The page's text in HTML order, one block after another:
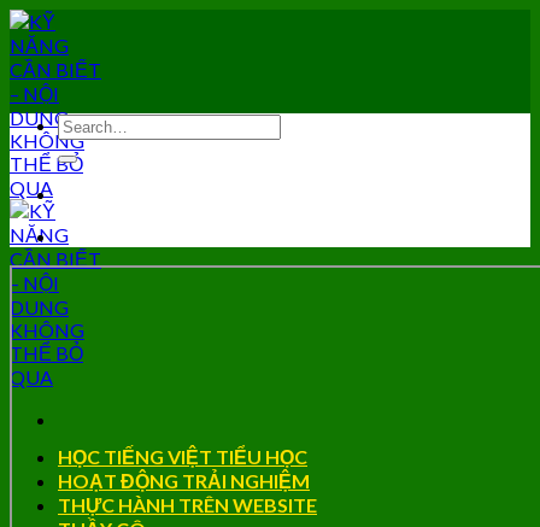
Skip
to
content
HỌC TIẾNG VIỆT TIỂU HỌC
HOẠT ĐỘNG TRẢI NGHIỆM
THỰC HÀNH TRÊN WEBSITE